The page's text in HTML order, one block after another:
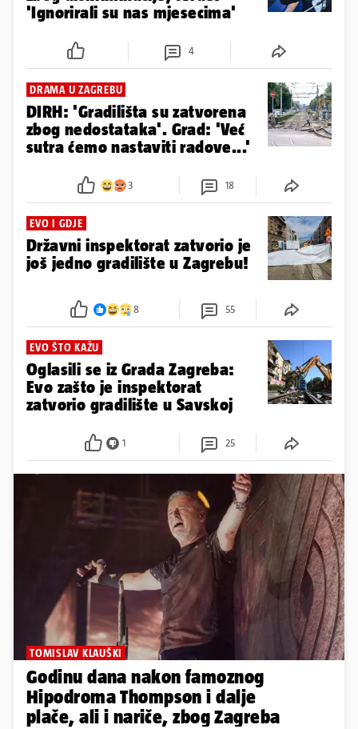
'Ignorirali su nas mjesecima'
4
DRAMA U ZAGREBU
DIRH: 'Gradilišta su zatvorena
zbog nedostataka'. Grad: 'Već
sutra ćemo nastaviti radove...'
3 18
EVO I GDJE
Državni inspektorat zatvorio je
još jedno gradilište u Zagrebu!
8 55
EVO ŠTO KAŽU
Oglasili se iz Grada Zagreba:
Evo zašto je inspektorat
zatvorio gradilište u Savskoj
1 25
TOMISLAV KLAUŠKI
Godinu dana nakon famoznog
Hipodroma Thompson i dalje
plače, ali i nariče, zbog Zagreba